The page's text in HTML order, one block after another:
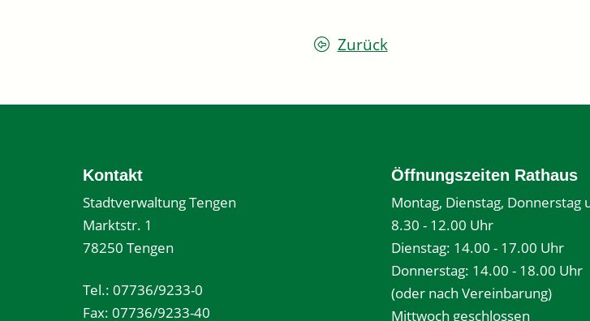
Zurück
Kontakt
Stadtverwaltung Tengen
Marktstr. 1
78250 Tengen
Tel.: 07736/9233-0
Fax: 07736/9233-40
Öffnungszeiten Rathaus
Montag, Dienstag, Donnerstag
8.30 - 12.00 Uhr
Dienstag: 14.00 - 17.00 Uhr
Donnerstag: 14.00 - 18.00 Uhr
(oder nach Vereinbarung)
Mittwoch geschlossen